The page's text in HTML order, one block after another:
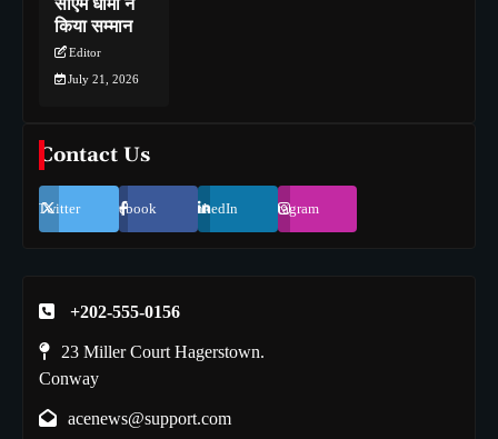
सीएम धामी ने
किया सम्मान
Editor
July 21, 2026
Contact Us
Twitter Facebook LinkedIn Instagram
+202-555-0156
23 Miller Court Hagerstown.
Conway
acenews@support.com